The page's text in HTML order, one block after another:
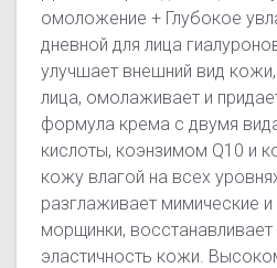
омоложение + Глубокое
дневной для лица
улучшает внешний вид
лица, омолаживает и
формула крема с двумя
кислоты, коэнзимом Q10 и
кожу влагой на всех
разглаживает мимические
морщинки, восстанавливает
эластичность кожи.